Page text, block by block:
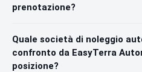
prenotazione?
Quale società di noleggio
confronto da EasyTerra
posizione?